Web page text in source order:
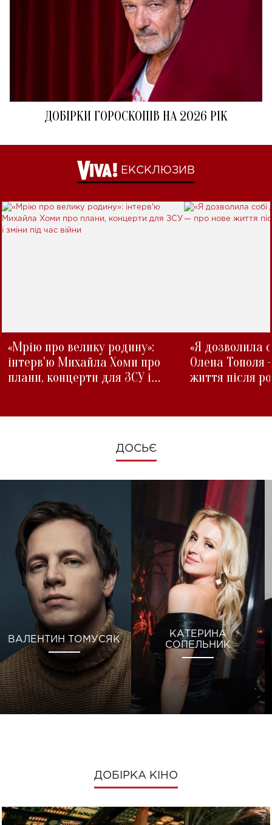
ДОБІРКИ ГОРОСКОПІВ НА 2026 РІК
ЕКСКЛЮЗИВ
«Мрію про велику родину»:
інтерв'ю Михайла Хоми про
плани, концерти для ЗСУ і
«Я дозволила
Олена Тополя
життя після
ДОСЬЄ
ВАЛЕНТИН ТОМУСЯК
КАТЕРИНА
СОПЕЛЬНИК
ДОБІРКА КІНО